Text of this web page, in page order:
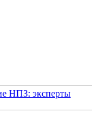
НПЗ: эксперты